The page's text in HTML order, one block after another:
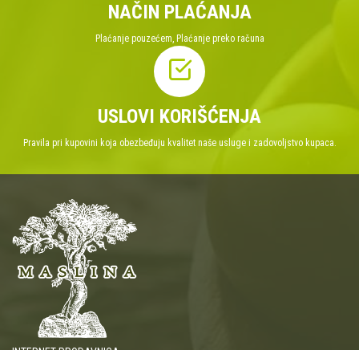
NAČIN PLAĆANJA
Plaćanje pouzećem, Plaćanje preko računa
USLOVI KORIŠĆENJA
Pravila pri kupovini koja obezbeđuju kvalitet naše usluge i zadovoljstvo kupaca.